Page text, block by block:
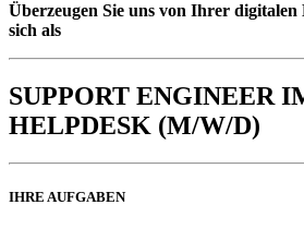
Überzeugen Sie uns von Ihrer
sich als
SUPPORT ENGINEER
HELPDESK (M/W/D)
IHRE AUFGABEN